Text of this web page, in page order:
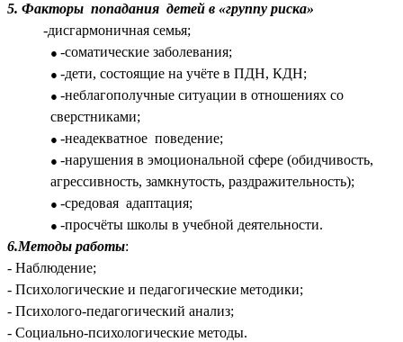
5. Факторы попадания детей в «группу риска»
-дисгармоничная семья;
-соматические заболевания;
-дети, состоящие на учёте в ПДН, КДН;
-неблагополучные ситуации в отношениях со
сверстниками;
-неадекватное поведение;
-нарушения в эмоциональной сфере (обидчивость,
агрессивность, замкнутость, раздражительность);
-средовая адаптация;
-просчёты школы в учебной деятельности.
6.Методы работы:
- Наблюдение;
- Психологические и педагогические методики;
- Психолого-педагогический анализ;
- Социально-психологические методы.